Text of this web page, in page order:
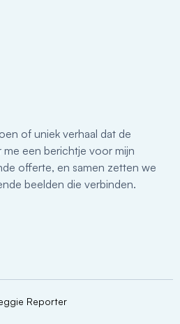
of uniek verhaal dat de
een berichtje voor mijn
offerte, en samen zetten we
beelden die verbinden.
Reporter